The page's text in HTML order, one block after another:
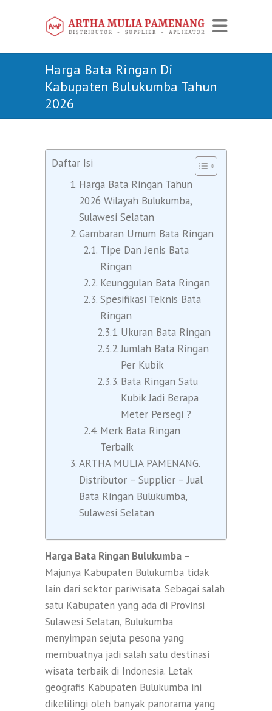
Harga Bata Ringan Di
Kabupaten Bulukumba Tahun
2026
Daftar Isi
Harga Bata Ringan Tahun
2026 Wilayah Bulukumba,
Sulawesi Selatan
Gambaran Umum Bata Ringan
Tipe Dan Jenis Bata
Ringan
Keunggulan Bata Ringan
Spesifikasi Teknis Bata
Ringan
Ukuran Bata Ringan
Jumlah Bata Ringan
Per Kubik
Bata Ringan Satu
Kubik Jadi Berapa
Meter Persegi ?
Merk Bata Ringan
Terbaik
ARTHA MULIA PAMENANG.
Distributor – Supplier – Jual
Bata Ringan Bulukumba,
Sulawesi Selatan
Harga Bata Ringan Bulukumba –
Majunya Kabupaten Bulukumba tidak
lain dari sektor pariwisata. Sebagai salah
satu Kabupaten yang ada di Provinsi
Sulawesi Selatan, Bulukumba
menyimpan sejuta pesona yang
membuatnya jadi salah satu destinasi
wisata terbaik di Indonesia. Letak
geografis Kabupaten Bulukumba ini
dikelilingi oleh banyak panorama yang